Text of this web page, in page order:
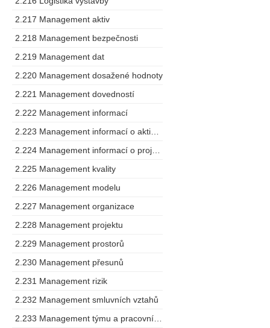
2.217 Management aktiv
2.218 Management bezpečnosti
2.219 Management dat
2.220 Management dosažené hodnoty
2.221 Management dovedností
2.222 Management informací
2.225 Management kvality
2.226 Management modelu
2.227 Management organizace
2.228 Management projektu
2.229 Management prostorů
2.230 Management přesunů
2.231 Management rizik
2.232 Management smluvních vztahů